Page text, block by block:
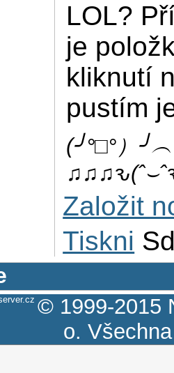
LOL?
je
kliknutí
pustím
(╯°□°）
Založit
Tiskni
© 1999-2015
o.